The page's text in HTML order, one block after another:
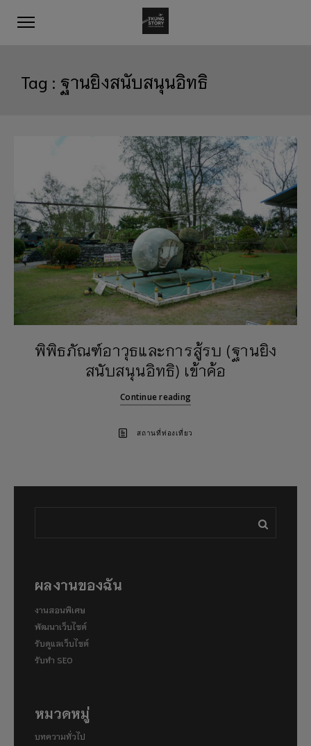
Tag : ฐานยิงสนับสนุนอิทธิ
พิพิธภัณฑ์อาวุธและการสู้รบ (ฐานยิง
สนับสนุนอิทธิ) เข้าค้อ
Continue reading
สถานที่ท่องเที่ยว
ผลงานของฉัน
งานสอนพิเศษ
พัฒนาเว็บไซต์
รับดูแลเว็บไซต์
รับทำ SEO
หมวดหมู่
บทความทั่วไป